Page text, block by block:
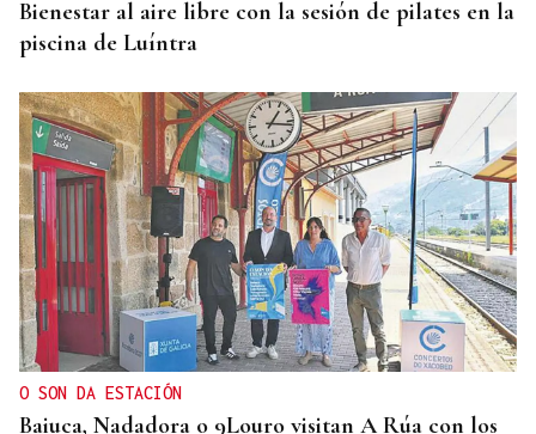
Bienestar al aire libre con la sesión de pilates en la
piscina de Luíntra
O SON DA ESTACIÓN
Baiuca, Nadadora o 9Louro visitan A Rúa con los